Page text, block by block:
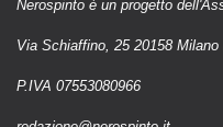
Nerospinto è un progetto
Via Schiaffino, 25 20158 Milano
P.IVA 07553080966